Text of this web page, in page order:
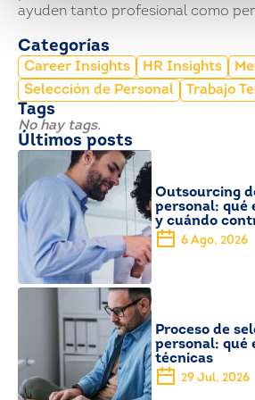
ayuden tanto profesional como
Categorías
Career Insights HR Insights
Selección de Personal
Trabajo
Tags
No hay tags.
Últimos posts
Outsourcing
personal: qué
y cuándo
6 Ago, 2026
Proceso de
personal: qué
técnicas
29 Jul, 2026